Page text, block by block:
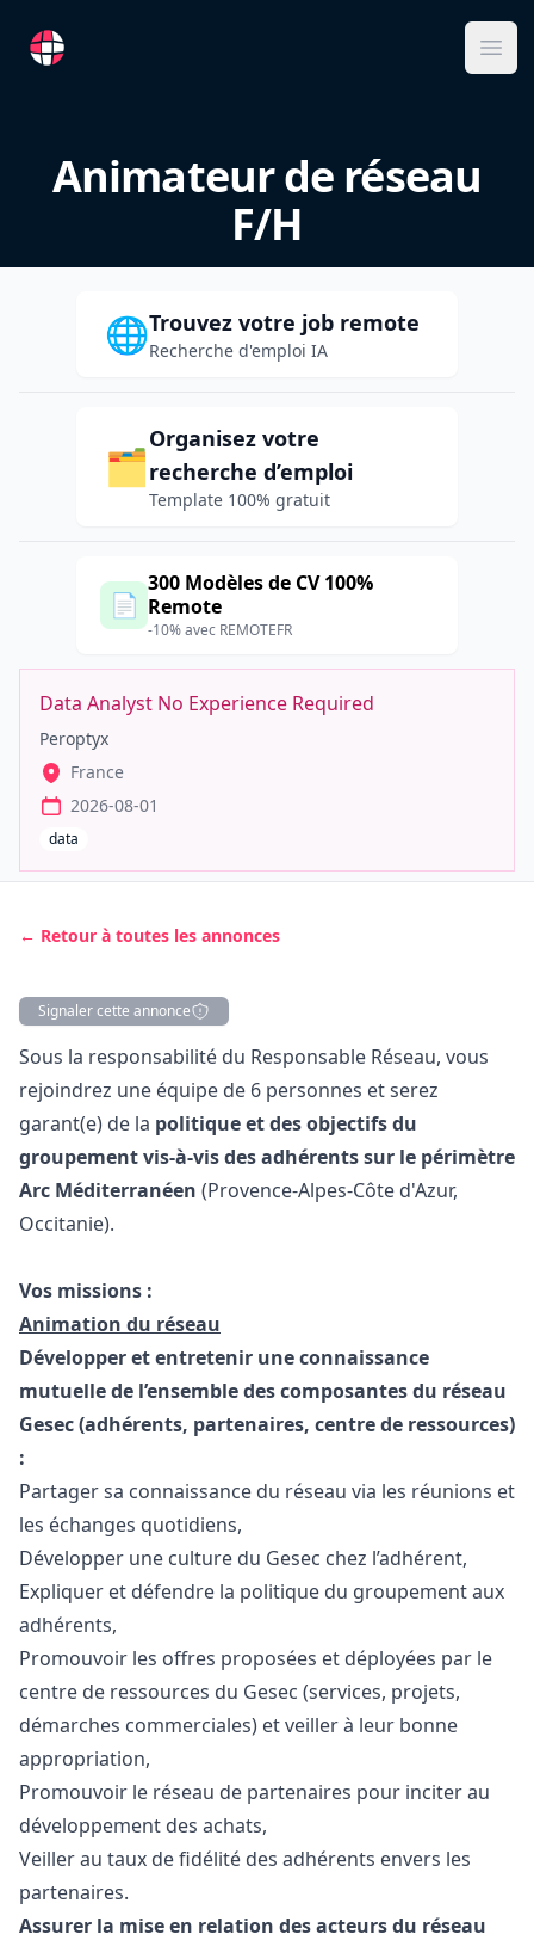
RemoteFR
Animateur de réseau
F/H
🌐Trouvez votre job remote
Recherche d'emploi IA
🗂️
Organisez votre
recherche d’emploi
Template 100% gratuit
📄
300 Modèles de CV 100%
Remote
-10% avec REMOTEFR
Data Analyst No Experience Required
Peroptyx
France
2026-08-01
data
← Retour à toutes les annonces
Signaler cette annonce
Description
Sous la responsabilité du Responsable Réseau, vous
rejoindrez une équipe de 6 personnes et serez
garant(e) de la politique et des objectifs du
groupement vis-à-vis des adhérents sur le périmètre
Arc Méditerranéen (Provence-Alpes-Côte d'Azur,
Occitanie).
Vos missions :
Animation du réseau
Développer et entretenir une connaissance
mutuelle de l’ensemble des composantes du réseau
Gesec (adhérents, partenaires, centre de ressources)
:
Partager sa connaissance du réseau via les réunions et
les échanges quotidiens,
Développer une culture du Gesec chez l’adhérent,
Expliquer et défendre la politique du groupement aux
adhérents,
Promouvoir les offres proposées et déployées par le
centre de ressources du Gesec (services, projets,
démarches commerciales) et veiller à leur bonne
appropriation,
Promouvoir le réseau de partenaires pour inciter au
développement des achats,
Veiller au taux de fidélité des adhérents envers les
partenaires.
Assurer la mise en relation des acteurs du réseau